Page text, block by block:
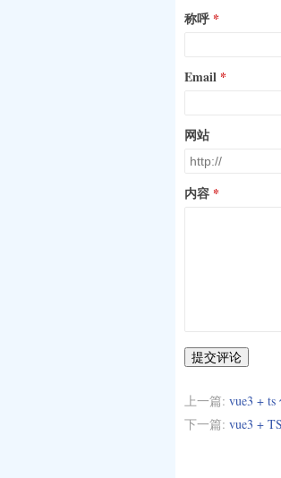
称呼
Email
网站
内容
提交评论
上一篇: vue3 +
下一篇: vue3 +